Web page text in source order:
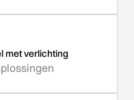
met verlichting